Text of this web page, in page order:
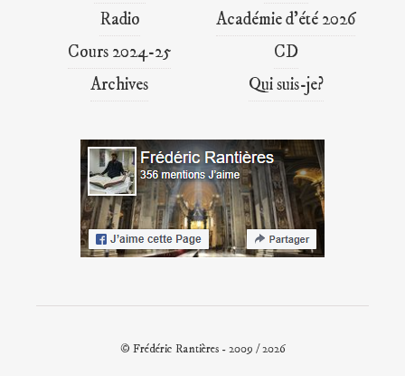
Radio
Académie d’été 2026
Cours 2024-25
CD
Archives
Qui suis-je?
© Frédéric Rantières - 2009 / 2026